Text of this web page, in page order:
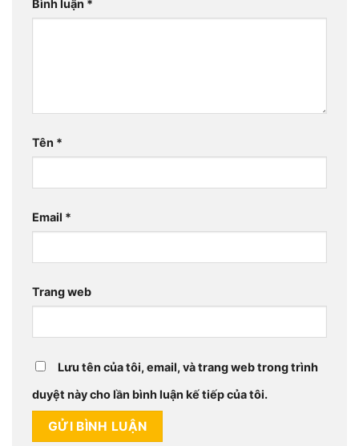
Bình luận *
Tên *
Email *
Trang web
Lưu tên của tôi, email, và trang web trong trình
duyệt này cho lần bình luận kế tiếp của tôi.